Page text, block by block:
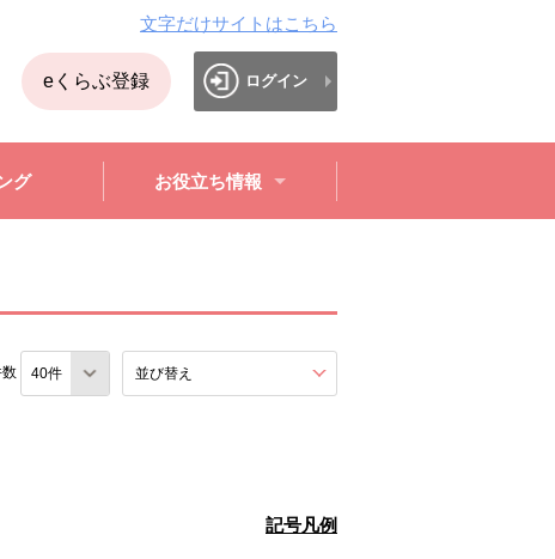
文字だけサイトはこちら
eくらぶ登録 ログイン
グ お役立ち情報
並び替え
記号凡例